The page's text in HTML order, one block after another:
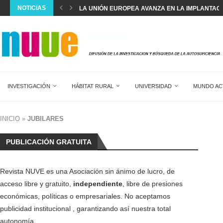
NOTICIAS LA UNIÓN EUROPEA AVANZA EN LA
INVESTIGACIÓN HÁBITAT RURAL UNIVERSIDAD MUNDO
INICIO » JUBILARES
PUBLICACIÓN GRATUITA
Revista NUVE es una Asociación sin ánimo de lucro, de
acceso libre y gratuito, independiente , libre de presiones
económicas, políticas o empresariales. No aceptamos
publicidad institucional , garantizando así nuestra total
autonomía.